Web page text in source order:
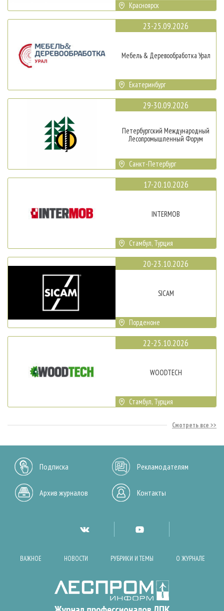
Красноярск
23-25.09.2026
Мебель & Деревообработка Урал
Екатеринбург
29-30.09.2026
Петербургский Международный
Лесопромышленный Форум
Санкт-Петербург
17-20.10.2026
INTERMOB
Стамбул, Турция
20-23.10.2026
SICAM
Порденоне
22-25.10.2026
WOODTECH
Стамбул, Турция
Смотреть все
Подписка Рекламодателям
Архив журналов Контакты
ВАЖНОЕ НОВОСТИ РУБРИКИ И ТЕМЫ О ЖУРНАЛЕ